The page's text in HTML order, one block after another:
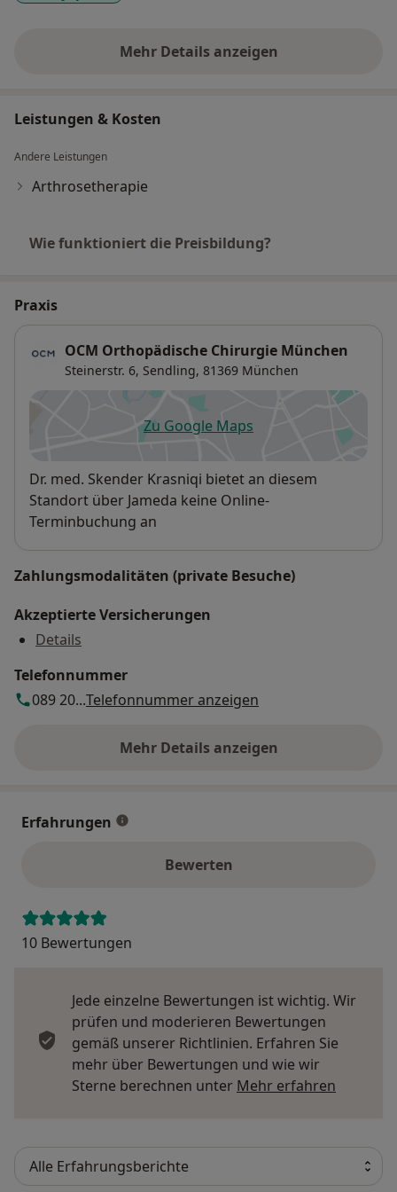
Mehr Details anzeigen
über Erfahrungen
Leistungen & Kosten
Andere Leistungen
Arthrosetherapie
Wie funktioniert die Preisbildung?
Praxis
OCM Orthopädische Chirurgie München
Steinerstr. 6, Sendling, 81369 München
Zu Google Mapsöffnet in einer neuen
Verfügbarkeit
Dr. med. Skender Krasniqi bietet an diesem
Standort über Jameda keine Online-
Terminbuchung an
Zahlungsmodalitäten (private Besuche)
Akzeptierte Versicherungen
Details
Telefonnummer
089 20...Telefonnummer anzeigen
Mehr Details anzeigen
über die Adresse
Erfahrungen
Bewerten
10 Bewertungen
Jede einzelne Bewertungen ist wichtig. Wir
prüfen und moderieren Bewertungen
gemäß unserer Richtlinien. Erfahren Sie
mehr über Bewertungen und wie wir
Sterne berechnen unter Mehr erfahren